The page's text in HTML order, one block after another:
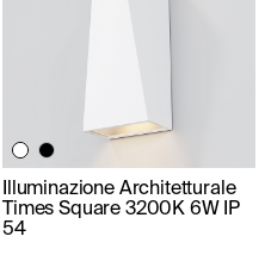
Illuminazione Architetturale
Times Square 3200K 6W IP
54